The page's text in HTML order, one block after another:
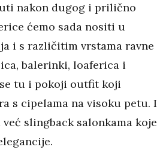
nakon dugog i prilično
ćemo sada nositi u
i s različitim vrstama ravne
balerinki, loaferica i
tu i pokoji outfit koji
s cipelama na visoku petu. I
slingback salonkama koje